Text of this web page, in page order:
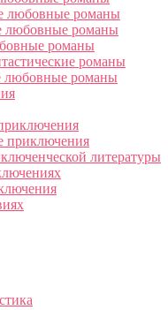
любовные романы
любовные романы
романы
романы
любовные романы
приключения
литературы